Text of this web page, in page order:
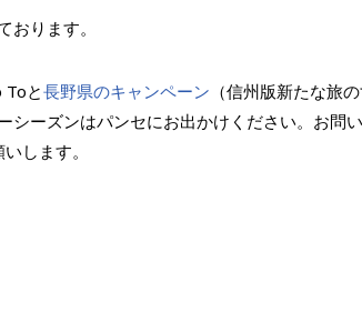
ります。
と長野県のキャンペーン （信州版新たな旅
シーズンはパンセにお出かけください。お問
します。